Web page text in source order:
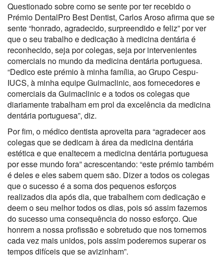
Questionado sobre como se sente por ter recebido o
Prémio DentalPro Best Dentist, Carlos Aroso afirma que se
sente “honrado, agradecido, surpreendido e feliz” por ver
que o seu trabalho e dedicação à medicina dentária é
reconhecido, seja por colegas, seja por intervenientes
comerciais no mundo da medicina dentária portuguesa.
“Dedico este prémio à minha família, ao Grupo Cespu-
IUCS, à minha equipe Guimaclinic, aos fornecedores e
comerciais da Guimaclinic e a todos os colegas que
diariamente trabalham em prol da excelência da medicina
dentária portuguesa”, diz.
Por fim, o médico dentista aproveita para “agradecer aos
colegas que se dedicam à área da medicina dentária
estética e que enaltecem a medicina dentária portuguesa
por esse mundo fora” acrescentando: “este prémio também
é deles e eles sabem quem são. Dizer a todos os colegas
que o sucesso é a soma dos pequenos esforços
realizados dia após dia, que trabalhem com dedicação e
deem o seu melhor todos os dias, pois só assim fazemos
do sucesso uma consequência do nosso esforço. Que
honrem a nossa profissão e sobretudo que nos tornemos
cada vez mais unidos, pois assim poderemos superar os
tempos difíceis que se avizinham”.